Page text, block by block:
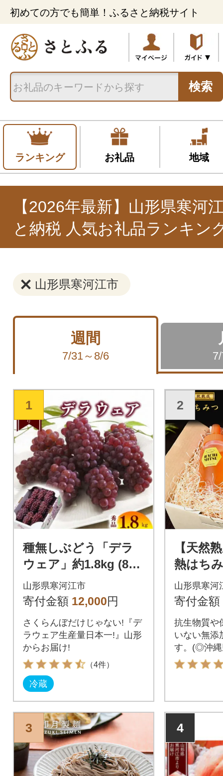
初めての方でも簡単！ふるさと納税サイト
検索
ランキング お礼品 地域
【2026年最新】山形県寒河
と納税 人気お礼品ランキン
山形県寒河江市
週間
7/31～8/6
1
種無しぶどう「デラ
ウェア」約1.8kg (8～
16房) 2026年産 秀品
山形県寒河江市
寄付金額 12,000円
さくらんぼだけじゃない!『デ
ラウェア生産量日本一!』山形
からお届け!
（4件）
冷蔵
2
【天然
熱はち
《抗生
使用》
山形県寒河
寄付金額
抗生物質や
いない無添
す。(◎沖縄
3 4